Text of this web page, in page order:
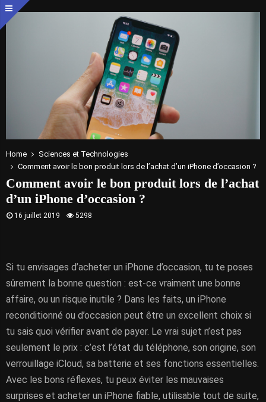
Home
Sciences et Technologies
Comment avoir le bon produit lors de l’achat d’un iPhone d’occasion ?
Comment avoir le bon produit lors de l’achat
d’un iPhone d’occasion ?
16 juillet 2019 5298
Si tu envisages d’acheter un iPhone d’occasion, tu te poses
sûrement la bonne question : est-ce vraiment une bonne
affaire, ou un risque inutile ? Dans les faits, un iPhone
reconditionné ou d’occasion peut être un excellent choix si
tu sais quoi vérifier avant de payer. Le vrai sujet n’est pas
seulement le prix : c’est l’état du téléphone, son origine, son
verrouillage iCloud, sa batterie et ses fonctions essentielles.
Avec les bons réflexes, tu peux éviter les mauvaises
surprises et acheter un iPhone fiable, utilisable tout de suite,